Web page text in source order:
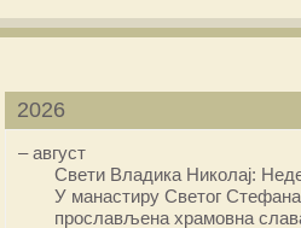
2026
–август
Свети Владика Николај:
У манастиру Светог
прослављена храмовна